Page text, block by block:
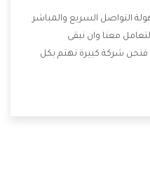
التواصل السريع والمباشر
معنا وان نبقى
شركة كبيرة نهتم بكل
التى تكون من أهم